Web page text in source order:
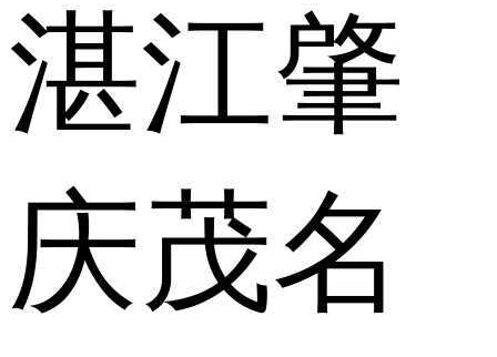
湛江肇
庆茂名